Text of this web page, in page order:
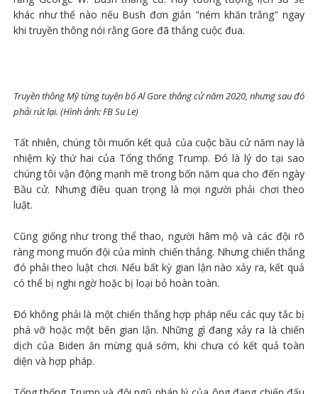
khác như thế nào nếu Bush đơn giản "ném khăn trắng" ngay
khi truyền thông nói rằng Gore đã thắng cuộc đua.
Truyền thông Mỹ từng tuyên bố Al Gore thắng cử năm 2020, nhưng sau đó
phải rút lại. (Hình ảnh: FB Su Le)
Tất nhiên, chúng tôi muốn kết quả của cuộc bầu cử năm nay là
nhiệm kỳ thứ hai của Tổng thống Trump. Đó là lý do tại sao
chúng tôi vận động mạnh mẽ trong bốn năm qua cho đến ngày
Bầu cử. Nhưng điều quan trọng là mọi người phải chơi theo
luật.
Cũng giống như trong thể thao, người hâm mộ và các đội rõ
ràng mong muốn đội của mình chiến thắng. Nhưng chiến thắng
đó phải theo luật chơi. Nếu bất kỳ gian lận nào xảy ra, kết quả
có thể bị nghi ngờ hoặc bị loại bỏ hoàn toàn.
Đó không phải là một chiến thắng hợp pháp nếu các quy tắc bị
phá vỡ hoặc một bên gian lận. Những gì đang xảy ra là chiến
dịch của Biden ăn mừng quá sớm, khi chưa có kết quả toàn
diện và hợp pháp.